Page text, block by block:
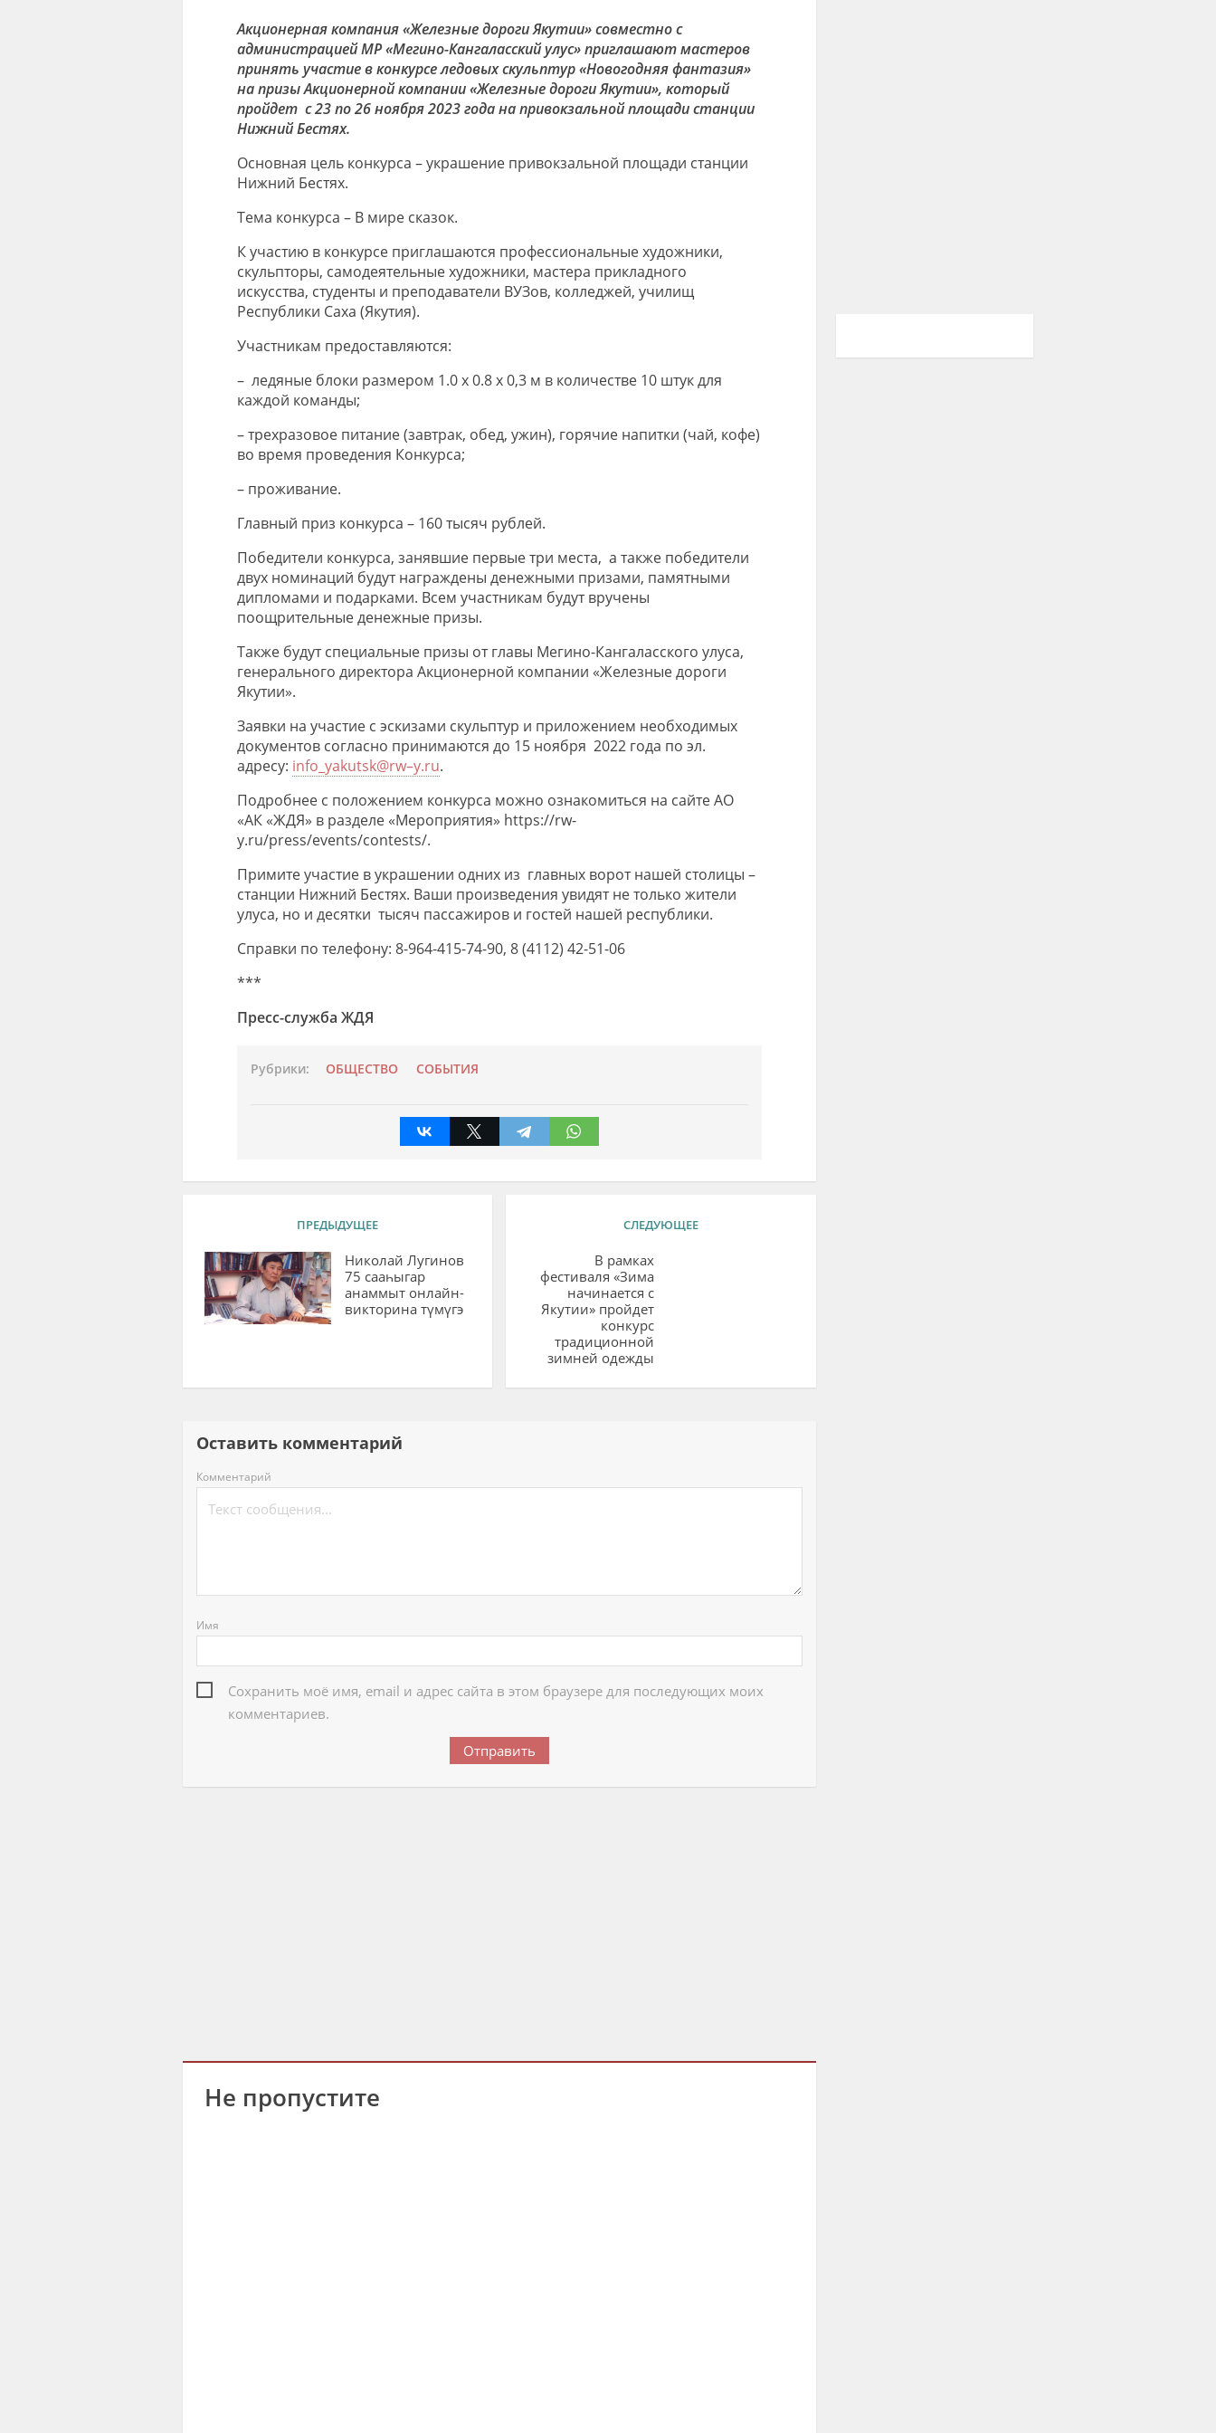
Акционерная компания «Железные дороги Якутии» совместно с
администрацией МР «Мегино-Кангаласскийулус»приглашают мастеров
принять участие в конкурсе ледовых скульптур «Новогодняя фантазия»
на призы Акционерной компании «Железные дороги Якутии», который
пройдет с 23 по 26 ноября2023годана привокзальной площади станции
Нижний Бестях.
Основная цель конкурса – украшение привокзальной площади станции
Нижний Бестях.
Тема конкурса – В мире сказок.
К участию в конкурсе приглашаются профессиональные художники,
скульпторы, самодеятельные художники, мастера прикладного
искусства, студенты и преподаватели ВУЗов, колледжей, училищ
Республики Саха (Якутия).
Участникам предоставляются:
– ледяные блоки размером 1.0 х 0.8 х 0,3 м в количестве 10 штук для
каждой команды;
–трехразовое питание (завтрак, обед, ужин), горячие напитки (чай, кофе)
во время проведения Конкурса;
– проживание.
Главный приз конкурса – 160 тысяч рублей.
Победители конкурса, занявшие первые три места, а также победители
двух номинаций будут награждены денежными призами, памятными
дипломами и подарками. Всем участникам будут вручены
поощрительныеденежные призы.
Также будут специальные призы от главы Мегино-Кангаласского улуса,
генерального директора Акционерной компании «Железные дороги
Якутии».
Заявки на участие с эскизами скульптур и приложением необходимых
документов согласно принимаются до 15 ноября 2022года по эл.
адресу: info yakutsk@rw–y.ru.
Подробнее с положением конкурса можно ознакомиться на сайте АО
«АК «ЖДЯ» в разделе «Мероприятия» https://rw-
y.ru/press/events/contests/.
Примите участие в украшении одних из главных ворот нашей столицы –
станции Нижний Бестях. Ваши произведения увидят не только жители
улуса, но и десятки тысяч пассажиров и гостей нашей республики.
Справки по телефону: 8-964-415-74-90, 8 (4112) 42-51-06
***
Пресс-служба ЖДЯ
Рубрики: ОБЩЕСТВО СОБЫТИЯ
ПРЕДЫДУЩЕЕ
Николай Лугинов
75 сааһыгар
анаммыт онлайн-
викторина түмүгэ
СЛЕДУЮЩЕЕ
В рамках
фестиваля «Зима
начинается с
Якутии» пройдет
конкурс
традиционной
зимней одежды
Оставить комментарий
Комментарий
Имя
Сохранить моё имя, email и адрес сайта в этом браузере для последующих моих
комментариев.
Не пропустите